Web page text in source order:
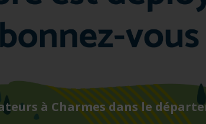
à Charmes dans le